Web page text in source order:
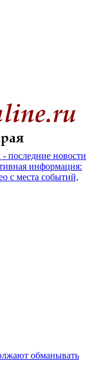
последние новости
информация:
с места событий,
обманывать